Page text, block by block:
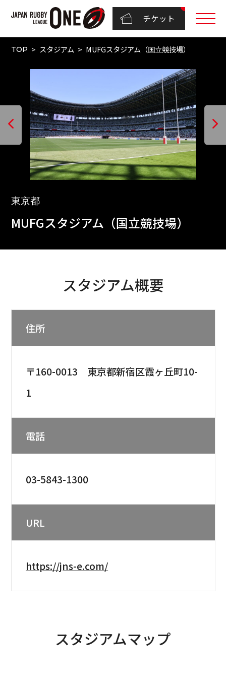
チケット
TOP スタジアム MUFGスタジアム（国立競技場）
東京都
MUFGスタジアム（国立競技場）
スタジアム概要
住所
〒160-0013 東京都新宿区霞ヶ丘町10-
1
電話
03-5843-1300
URL
https://jns-e.com/
スタジアムマップ